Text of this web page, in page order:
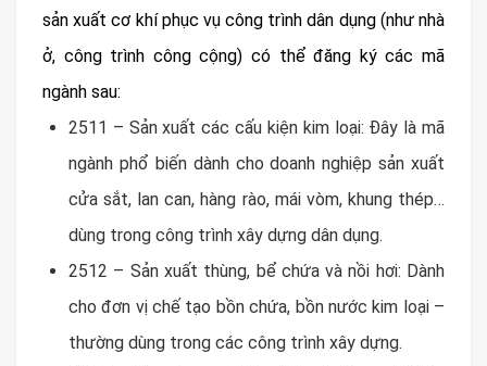
sản xuất cơ khí phục vụ công trình dân dụng (như nhà
ở, công trình công cộng) có thể đăng ký các mã
ngành sau:
2511 – Sản xuất các cấu kiện kim loại: Đây là mã
ngành phổ biến dành cho doanh nghiệp sản xuất
cửa sắt, lan can, hàng rào, mái vòm, khung thép…
dùng trong công trình xây dựng dân dụng.
2512 – Sản xuất thùng, bể chứa và nồi hơi: Dành
cho đơn vị chế tạo bồn chứa, bồn nước kim loại –
thường dùng trong các công trình xây dựng.